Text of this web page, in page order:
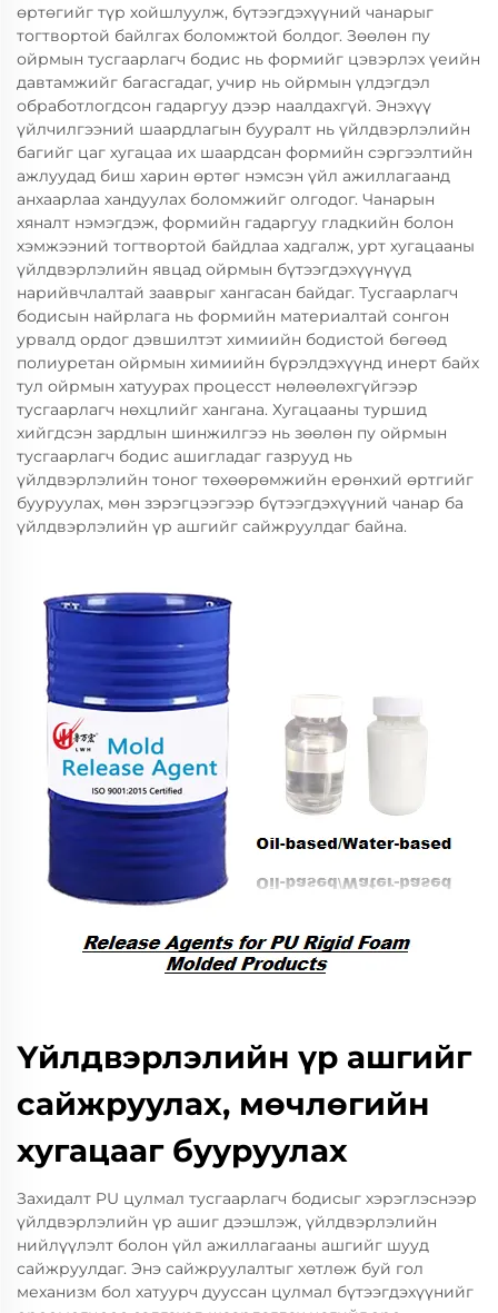
өртөгийг түр хойшлуулж, бүтээгдэхүүний чанарыг
тогтвортой байлгах боломжтой болдог. Зөөлөн пу
ойрмын тусгаарлагч бодис нь формийг цэвэрлэх үеийн
давтамжийг багасгадаг, учир нь ойрмын үлдэгдэл
обработлогдсон гадаргуу дээр наалдахгүй. Энэхүү
үйлчилгээний шаардлагын бууралт нь үйлдвэрлэлийн
багийг цаг хугацаа их шаардсан формийн сэргээлтийн
ажлуудад биш харин өртөг нэмсэн үйл ажиллагаанд
анхаарлаа хандуулах боломжийг олгодог. Чанарын
хяналт нэмэгдэж, формийн гадаргуу гладкийн болон
хэмжээний тогтвортой байдлаа хадгалж, урт хугацааны
үйлдвэрлэлийн явцад ойрмын бүтээгдэхүүнүүд
нарийвчлалтай зааврыг хангасан байдаг. Тусгаарлагч
бодисын найрлага нь формийн материалтай сонгон
урвалд ордог дэвшилтэт химиийн бодистой бөгөөд
полиуретан ойрмын химиийн бүрэлдэхүүнд инерт байх
тул ойрмын хатуурах процесст нөлөөлөхгүйгээр
тусгаарлагч нөхцлийг хангана. Хугацааны туршид
хийгдсэн зардлын шинжилгээ нь зөөлөн пу ойрмын
тусгаарлагч бодис ашигладаг газрууд нь
үйлдвэрлэлийн тоног төхөөрөмжийн ерөнхий өртгийг
бууруулах, мөн зэрэгцээгээр бүтээгдэхүүний чанар ба
үйлдвэрлэлийн үр ашгийг сайжруулдаг байна.
Үйлдвэрлэлийн үр ашгийг
сайжруулах, мөчлөгийн
хугацааг бууруулах
Захидалт PU цулмал тусгаарлагч бодисыг хэрэглэснээр
үйлдвэрлэлийн үр ашиг дээшлэж, үйлдвэрлэлийн
нийлүүлэлт болон үйл ажиллагааны ашгийг шууд
сайжруулдаг. Энэ сайжруулалтыг хөтлөж буй гол
механизм бол хатуурч дууссан цулмал бүтээгдэхүүнийг